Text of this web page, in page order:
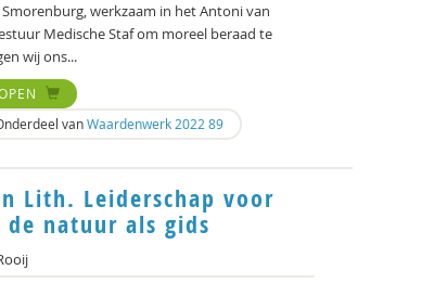
werkzaam in het Antoni van
Medische Staf om moreel beraad te
wij ons...
vanWaardenwerk 2022 89
Lith. Leiderschap voor
natuur als gids